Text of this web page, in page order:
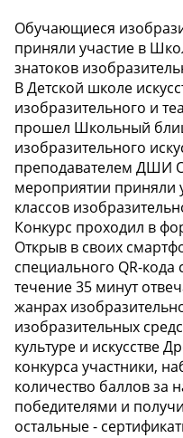
Обучающиеся
приняли участие в
знатоков
В Детской школе
изобразительного и
прошел Школьный
изобразительного
преподавателем ДШИ
мероприятии приняли
классов
Конкурс проходил в
Открыв в своих
специального QR-кода
течение 35 минут
жанрах
изобразительных
культуре и искусстве
конкурса участники,
количество баллов за
победителями и
остальные -